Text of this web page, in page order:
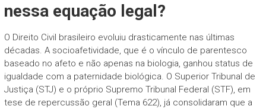
nessa equação legal?
O Direito Civil brasileiro evoluiu drasticamente nas últimas
décadas. A socioafetividade, que é o vínculo de parentesco
baseado no afeto e não apenas na biologia, ganhou status de
igualdade com a paternidade biológica. O Superior Tribunal de
Justiça (STJ) e o próprio Supremo Tribunal Federal (STF), em
tese de repercussão geral (Tema 622), já consolidaram que a